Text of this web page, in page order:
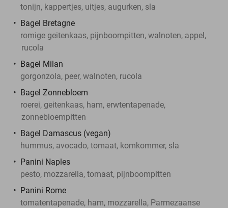
tonijn, kappertjes, uitjes, augurken, sla
Bagel Bretagne
romige geitenkaas, pijnboompitten, walnoten, appel,
rucola
Bagel Milan
gorgonzola, peer, walnoten, rucola
Bagel Zonnebloem
roerei, geitenkaas, ham, erwtentapenade,
zonnebloempitten
Bagel Damascus (vegan)
hummus, avocado, tomaat, komkommer, sla
Panini Naples
pesto, mozzarella, tomaat, pijnboompitten
Panini Rome
tomatentapenade, ham, mozzarella, Parmezaanse